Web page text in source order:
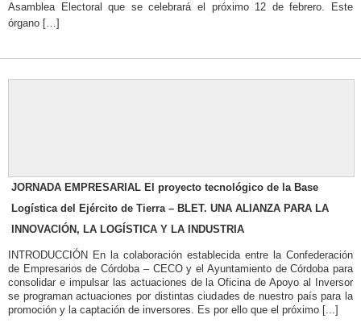
Asamblea Electoral que se celebrará el próximo 12 de febrero. Este
órgano […]
JORNADA EMPRESARIAL El proyecto tecnológico de la Base
Logística del Ejército de Tierra – BLET. UNA ALIANZA PARA LA
INNOVACIÓN, LA LOGÍSTICA Y LA INDUSTRIA
INTRODUCCIÓN En la colaboración establecida entre la Confederación
de Empresarios de Córdoba – CECO y el Ayuntamiento de Córdoba para
consolidar e impulsar las actuaciones de la Oficina de Apoyo al Inversor
se programan actuaciones por distintas ciudades de nuestro país para la
promoción y la captación de inversores. Es por ello que el próximo [...]